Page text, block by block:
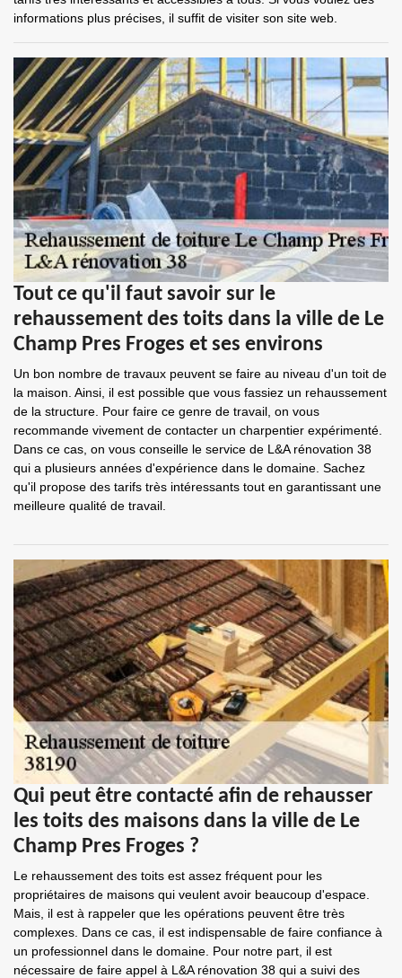
informations plus précises, il suffit de visiter son site web.
Tout ce qu'il faut savoir sur le
rehaussement des toits dans la ville de Le
Champ Pres Froges et ses environs
Un bon nombre de travaux peuvent se faire au niveau d'un toit de
la maison. Ainsi, il est possible que vous fassiez un rehaussement
de la structure. Pour faire ce genre de travail, on vous
recommande vivement de contacter un charpentier expérimenté.
Dans ce cas, on vous conseille le service de L&A rénovation 38
qui a plusieurs années d'expérience dans le domaine. Sachez
qu'il propose des tarifs très intéressants tout en garantissant une
meilleure qualité de travail.
Qui peut être contacté afin de rehausser
les toits des maisons dans la ville de Le
Champ Pres Froges ?
Le rehaussement des toits est assez fréquent pour les
propriétaires de maisons qui veulent avoir beaucoup d'espace.
Mais, il est à rappeler que les opérations peuvent être très
complexes. Dans ce cas, il est indispensable de faire confiance à
un professionnel dans le domaine. Pour notre part, il est
nécessaire de faire appel à L&A rénovation 38 qui a suivi des